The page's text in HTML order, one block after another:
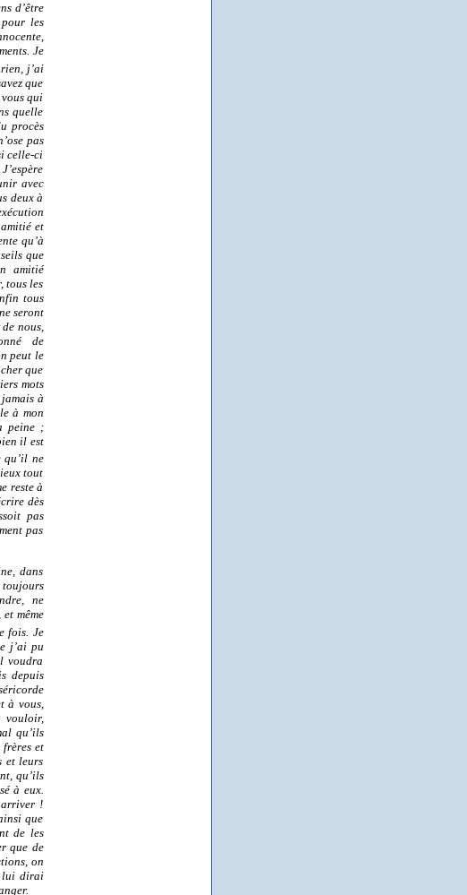
d’être
les
Je
j’ai
que
qui
quelle
procès
pas
celle-ci
avec
deux à
et
qu’à
que
amitié
tous les
tous
seront
nous,
de
peut le
que
mots
à
à mon
peine ;
il est
qu’il ne
tout
reste à
dès
pas
pas
dans
toujours
ne
même
fois. Je
j’ai pu
voudra
depuis
à vous,
vouloir,
qu’ils
frères et
et leurs
qu’ils
à eux.
!
que
de les
que de
on
lui dirai